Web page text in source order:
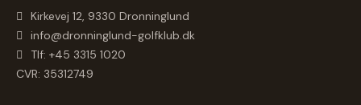
Kirkevej 12, 9330 Dronninglund
info@dronninglund-golfklub.dk
Tlf: +45 3315 1020
CVR: 35312749